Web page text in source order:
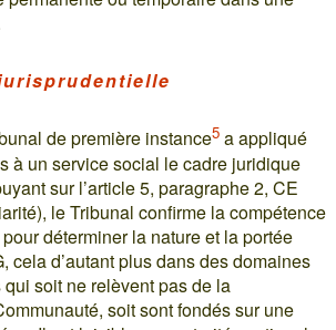
de première instance5 a appliqué
à un service social le cadre juridique
sur l’article 5, paragraphe 2, CE
le Tribunal confirme la compétence
déterminer la nature et la portée
cela d’autant plus dans des domaines
qui soit ne relèvent pas de la
soit sont fondés sur une